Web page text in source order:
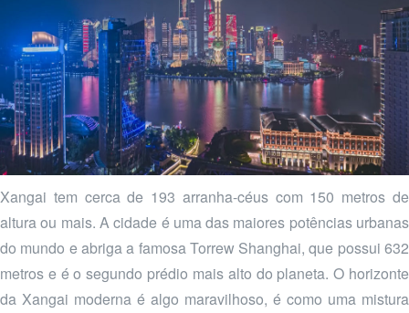
Xangai tem cerca de 193 arranha-céus com 150 metros de
altura ou mais. A cidade é uma das maiores potências urbanas
do mundo e abriga a famosa Torrew Shanghai, que possui 632
metros e é o segundo prédio mais alto do planeta. O horizonte
da Xangai moderna é algo maravilhoso, é como uma mistura